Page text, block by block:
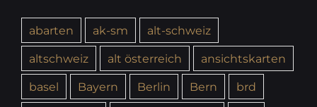
abarten ak-sm
alt-schweiz
altschweiz
alt österreich
ansichtskarten
basel
Bayern Berlin Bern
brd